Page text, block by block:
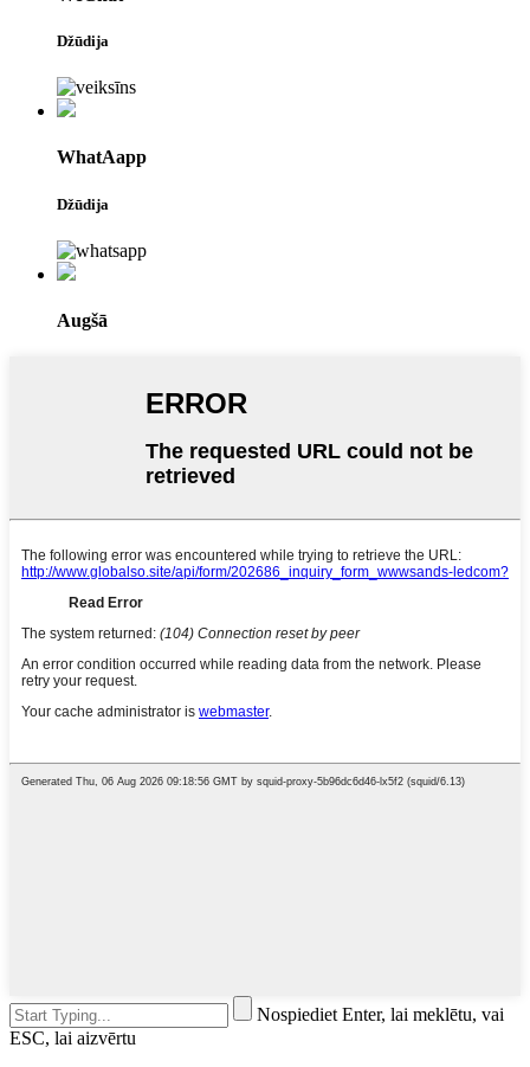
Džūdija
WhatAapp
Džūdija
Augšā
Nospiediet Enter, lai meklētu, vai
ESC, lai aizvērtu